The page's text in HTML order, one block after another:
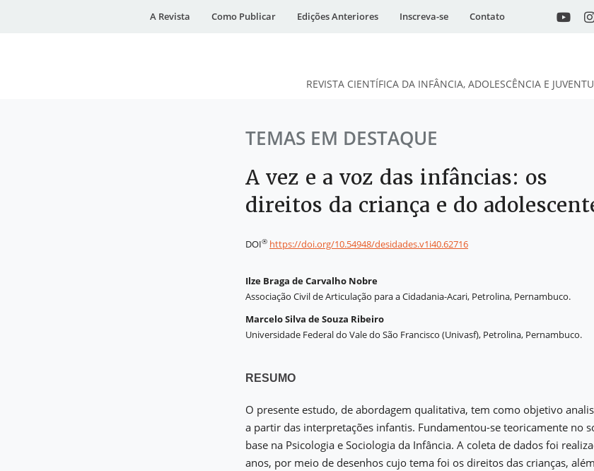
A Revista Como Publicar Edições Anteriores Inscreva-se Contato
DESidades
REVISTA CIENTÍFICA DA INFÂNCIA, ADOLESCÊNCIA E
TEMAS EM DESTAQUE
A vez e a voz das infâncias: os
direitos da criança e do
DOI® https://doi.org/10.54948/desidades.v1i40.62716
Ilze Braga de Carvalho Nobre
Associação Civil de Articulação para a Cidadania-Acari, Petrolina, Pernambuco.
Marcelo Silva de Souza Ribeiro
Universidade Federal do Vale do São Francisco (Univasf), Petrolina, Pernambuco.
RESUMO
O presente estudo, de abordagem qualitativa, tem como objetivo
a partir das interpretações infantis. Fundamentou-se teoricamente no
base na Psicologia e Sociologia da Infância. A coleta de dados foi
anos, por meio de desenhos cujo tema foi os direitos das crianças,